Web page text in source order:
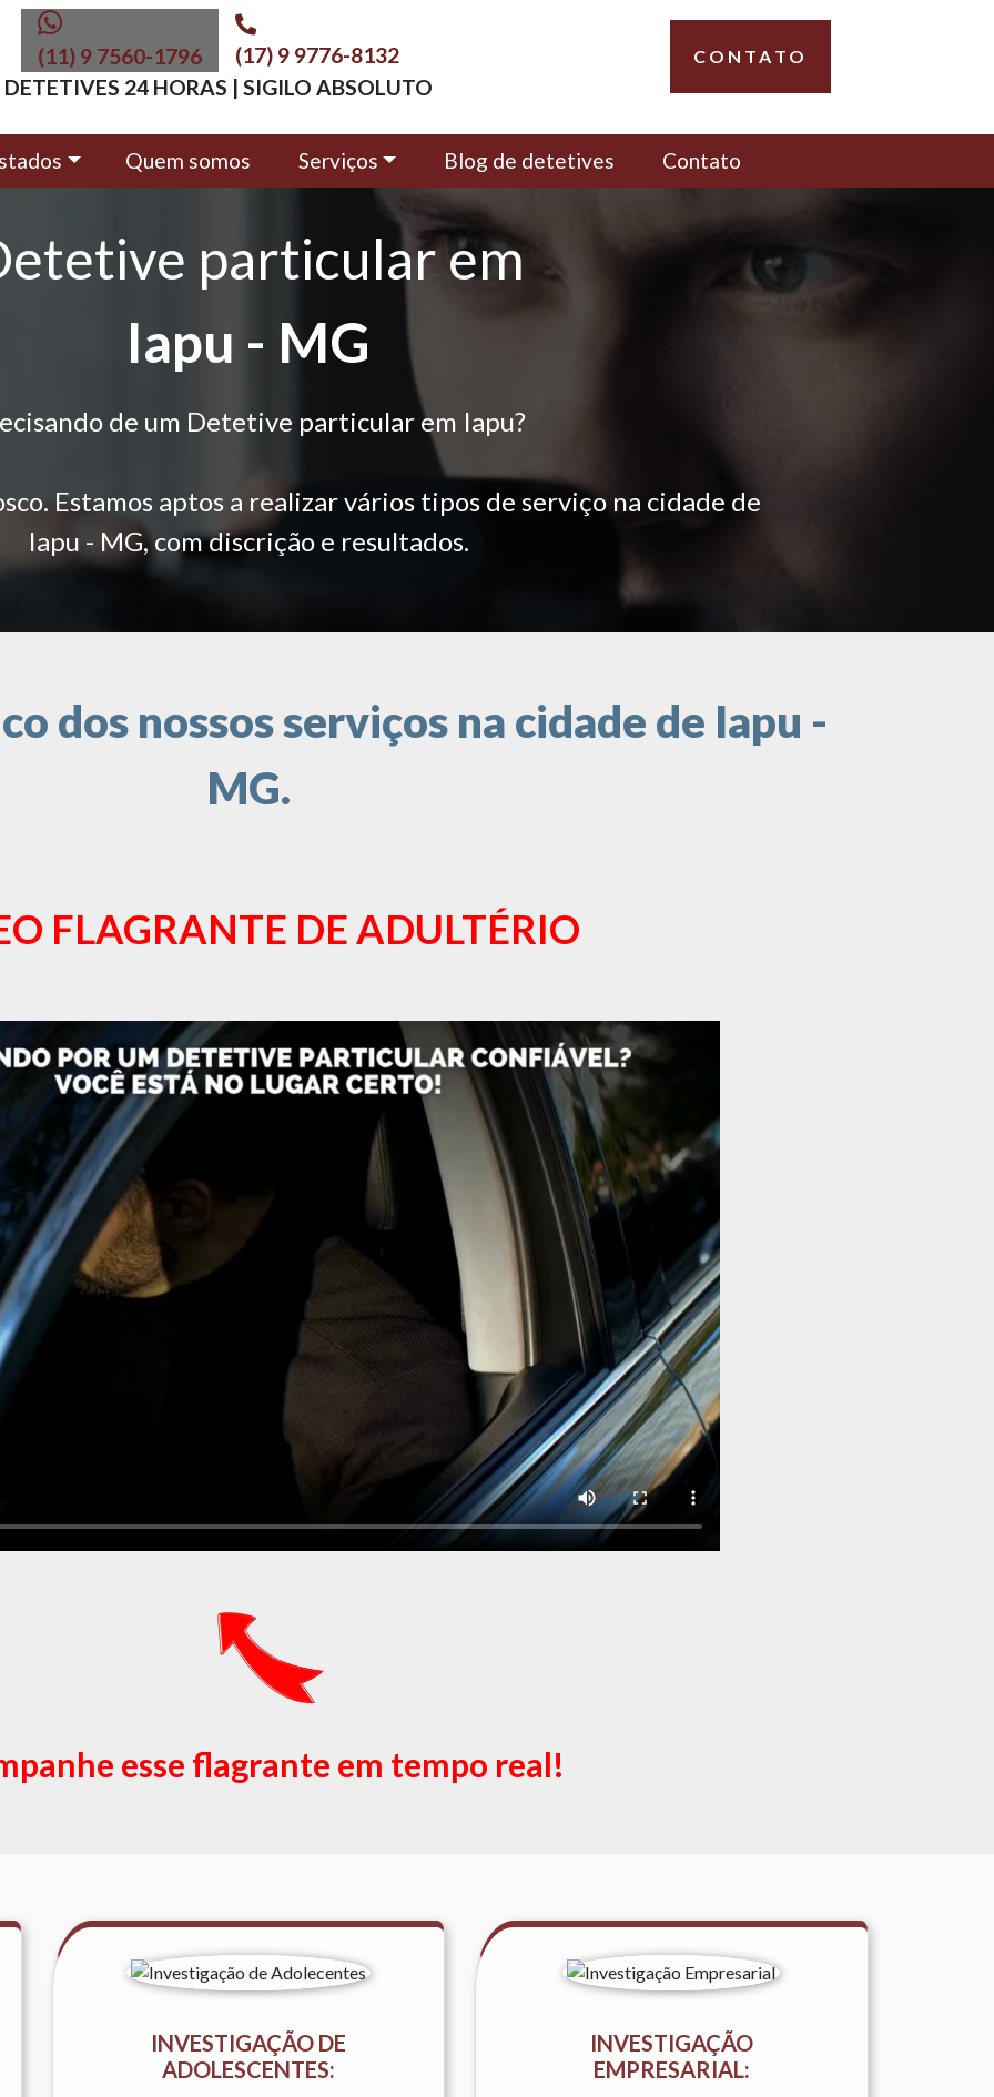
(11) 9 7560-1796
(17) 9 9776-8132
DETETIVES 24 HORAS | SIGILO ABSOLUTO
CONTATO
Quem somos Serviços Blog de detetives Contato
particular em
Iapu - MG
de um Detetive particular em Iapu?
Estamos aptos a realizar vários tipos de serviço na cidade de
Iapu - MG, com discrição e resultados.
dos nossos serviços na cidade de Iapu -
MG.
FLAGRANTE DE ADULTÉRIO
esse flagrante em tempo real!
INVESTIGAÇÃO DE
ADOLESCENTES:
INVESTIGAÇÃO
EMPRESARIAL: